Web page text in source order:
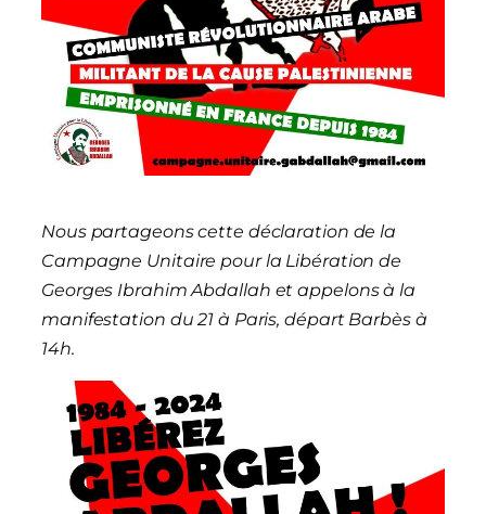
Nous partageons cette déclaration de la
Campagne Unitaire pour la Libération de
Georges Ibrahim Abdallah et appelons à la
manifestation du 21 à Paris, départ Barbès à
14h.